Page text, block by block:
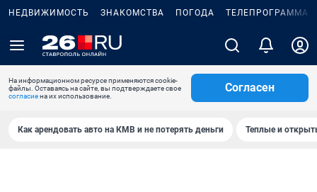
НЕДВИЖИМОСТЬ ЗНАКОМСТВА ПОГОДА ТЕЛЕПРОГРАММА
На информационном ресурсе применяются cookie-
файлы. Оставаясь на сайте, вы подтверждаете свое
согласиена их использование.
Согласен
Как арендовать авто на КМВ и не потерять деньги Теплые и